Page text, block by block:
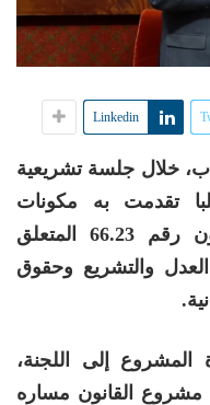
Linkedin
خلال جلسة تشريعية
تقدمت به مكونات
المعارضة لإرجاع مشروع القانون رقم 66.23 المتعلق
والتشريع وحقوق
المشروع إلى اللجنة،
بذلك مشروع القانون مساره